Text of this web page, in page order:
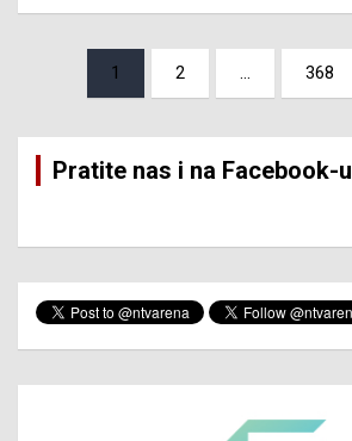
pagination
1 2 … 368
Pratite nas i na Facebook-u